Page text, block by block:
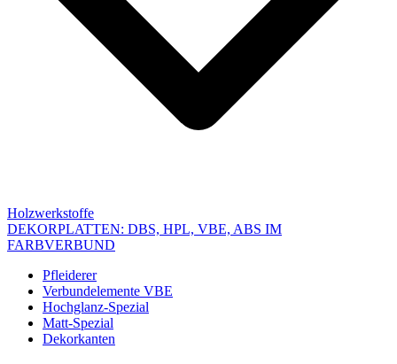
Holzwerkstoffe
DEKORPLATTEN: DBS, HPL, VBE, ABS IM
FARBVERBUND
Pfleiderer
Verbundelemente VBE
Hochglanz-Spezial
Matt-Spezial
Dekorkanten